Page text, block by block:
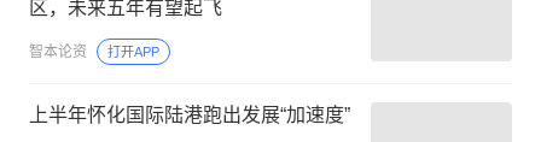
区，未来五年有望起飞
智本论资 打开APP
上半年怀化国际陆港跑出发展“加速度”